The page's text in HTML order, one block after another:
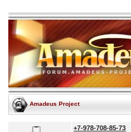
Amadeus Project
+7-978-708-85-73